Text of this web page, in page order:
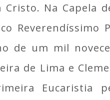
Na Capela
Reverendíssimo
de um mil
de Lima e
Eucaristia